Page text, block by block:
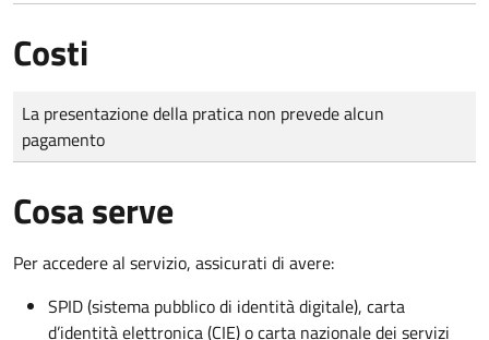
Costi
Tipo di pagamento
Importo
La presentazione della pratica non prevede alcun
pagamento
Cosa serve
Per accedere al servizio, assicurati di avere:
SPID (sistema pubblico di identità digitale), carta
d’identità elettronica (CIE) o carta nazionale dei servizi